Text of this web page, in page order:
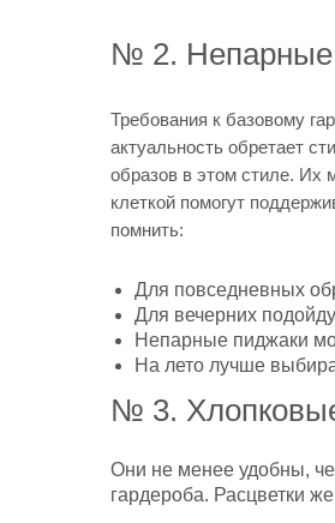
№ 2. Непарные
Требования к базовому
актуальность обретает
образов в этом стиле. Их
клеткой помогут
помнить:
Для повседневных
Для вечерних
Непарные пиджаки
На лето лучше
№ 3.
Они не менее удобны,
гардероба. Расцветки